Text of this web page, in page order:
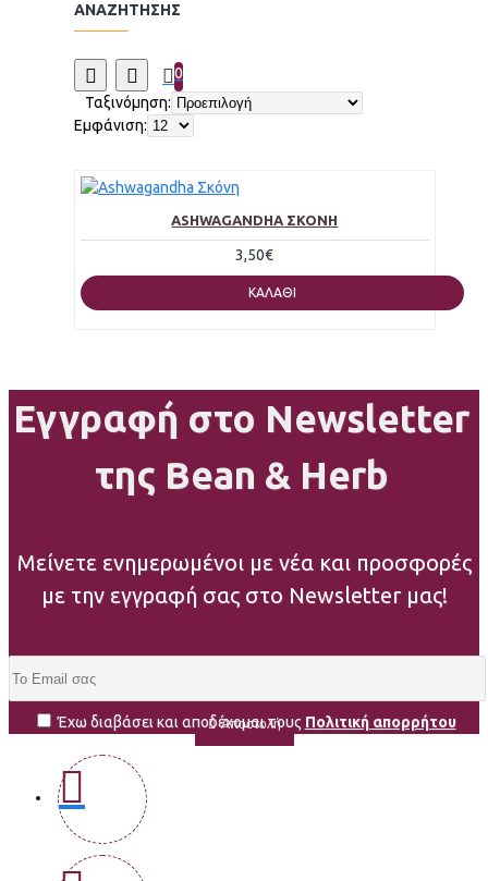
ΑΝΑΖΉΤΗΣΗΣ
0
Ταξινόμηση:
Εμφάνιση:
ASHWAGANDHA ΣΚΌΝΗ
3,50€
ΚΑΛΆΘΙ
Εγγραφή στο Newsletter
της Bean & Herb
Μείνετε ενημερωμένοι με νέα και προσφορές
με την εγγραφή σας στο Newsletter μας!
Αποστολή
Έχω διαβάσει και αποδέχομαι τους Πολιτική απορρήτου